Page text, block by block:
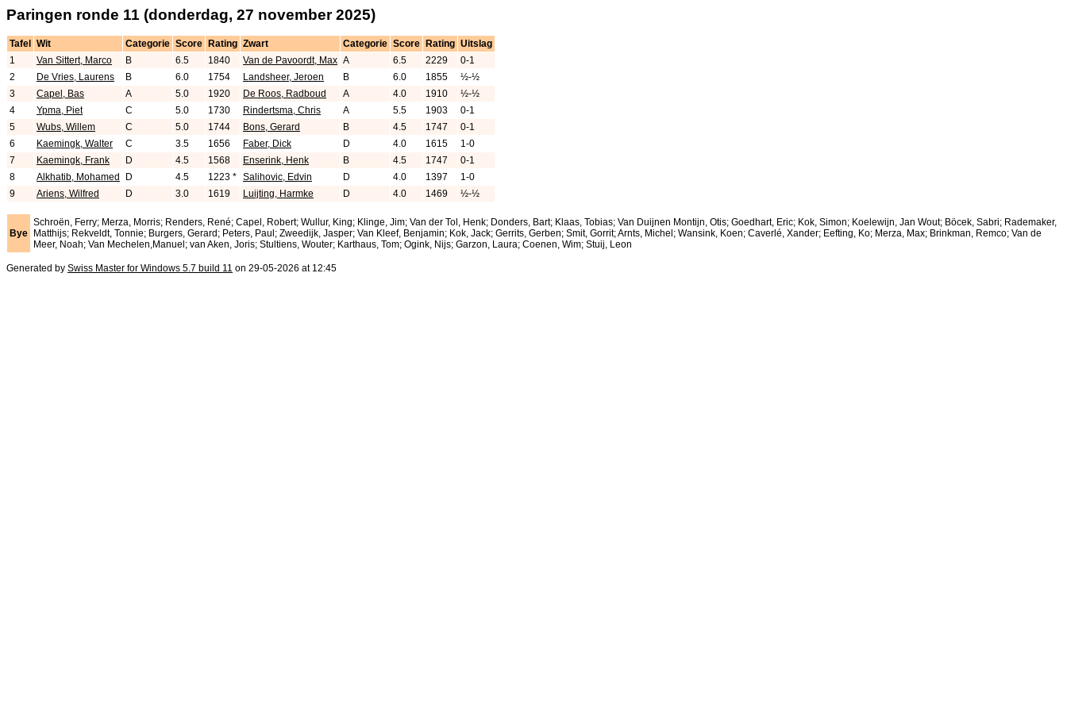
Paringen ronde 11 (donderdag, 27 november 2025)
Tafel Wit Categorie Score Rating Zwart Categorie Score Rating Uitslag
1
Van Sittert, Marco B 6.5 1840 Van de Pavoordt, Max A 6.5 2229
0-1
2
De Vries, Laurens B 6.0 1754 Landsheer, Jeroen B 6.0 1855
½-½
3
Capel, Bas A 5.0 1920 De Roos, Radboud A 4.0 1910
½-½
4
Ypma, Piet C 5.0 1730 Rindertsma, Chris A 5.5 1903
0-1
5
Wubs, Willem C 5.0 1744 Bons, Gerard B 4.5 1747
0-1
6
Kaemingk, Walter C 3.5 1656 Faber, Dick D 4.0 1615
1-0
7
Kaemingk, Frank D 4.5 1568 Enserink, Henk B 4.5 1747
0-1
8
Alkhatib, Mohamed D 4.5 1223 * Salihovic, Edvin D 4.0 1397
1-0
9
Ariens, Wilfred D 3.0 1619 Luijting, Harmke D 4.0 1469 ½-½
Bye
Schroën, Ferry; Merza, Morris; Renders, René; Capel, Robert; Wullur, King; Klinge, Jim; Van der Tol, Henk; Donders, Bart; Klaas, Tobias; Van Duijnen Montijn, Otis; Goedhart, Eric; Kok, Simon; Koelewijn, Jan Wout; Böcek, Sabri; Rademaker,
Matthijs; Rekveldt, Tonnie; Burgers, Gerard; Peters, Paul; Zweedijk, Jasper; Van Kleef, Benjamin; Kok, Jack; Gerrits, Gerben; Smit, Gorrit; Arnts, Michel; Wansink, Koen; Caverlé, Xander; Eefting, Ko; Merza, Max; Brinkman, Remco; Van de
Meer, Noah; Van Mechelen,Manuel; van Aken, Joris; Stultiens, Wouter; Karthaus, Tom; Ogink, Nijs; Garzon, Laura; Coenen, Wim; Stuij, Leon
Generated by Swiss Master for Windows 5.7 build 11 on 29-05-2026 at 12:45